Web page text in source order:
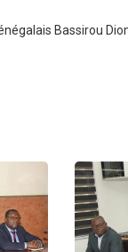
Bassirou